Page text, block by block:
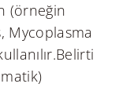
(örneğin
Mycoplasma